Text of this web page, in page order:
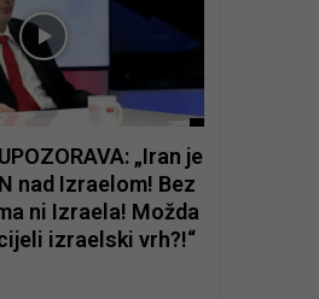
„Iran je
nad Izraelom! Bez
ni Izraela! Možda
izraelski vrh?!“